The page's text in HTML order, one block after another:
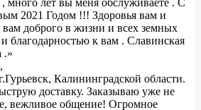
много лет вы меня обслуживаете . С
2021 Годом !!! Здоровья вам и
доброго в жизни и всех земных
благодарностью к вам . Славинская
.»
,
Калининградской области.
доставку. Заказываю уже не
вежливое общение! Огромное